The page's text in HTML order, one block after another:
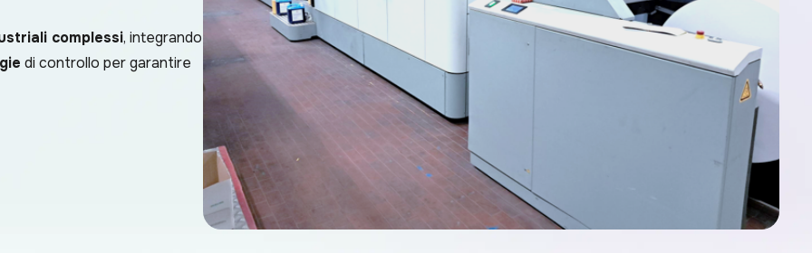
complessi, integrando
di controllo per garantire